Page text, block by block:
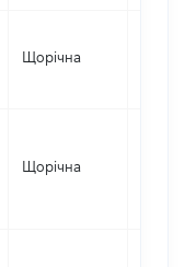
Щорічна
Щорічна